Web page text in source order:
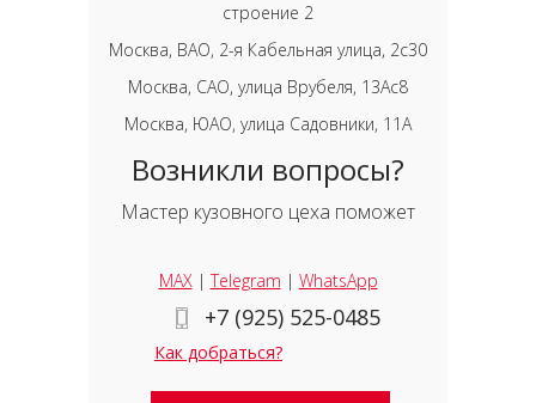
строение 2
Москва, ВАО, 2-я Кабельная улица, 2с30
Москва, САО, улица Врубеля, 13Ас8
Москва, ЮАО, улица Садовники, 11А
Возникли вопросы?
Мастер кузовного цеха поможет
MAX|Telegram | WhatsApp
+7 (925) 525-0485
Как добраться?